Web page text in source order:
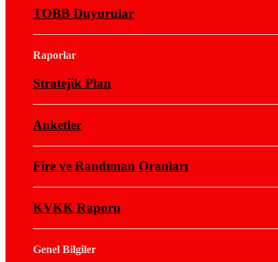
TOBB Duyurular
Raporlar
Stratejik Plan
Anketler
Fire ve Randıman Oranları
KVKK Raporu
Genel Bilgiler